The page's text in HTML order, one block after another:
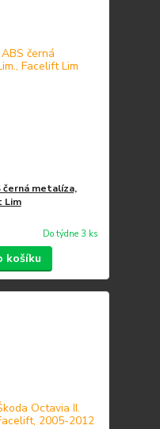
černá metalíza,
Lim
Do týdne 3 ks
košíku